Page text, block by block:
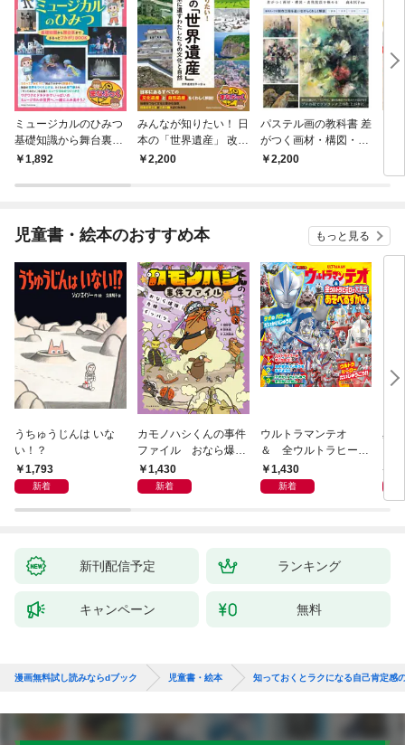
ミュージカルのひみつ
基礎知識から舞台裏ま
で まるっとフカボリB
1,892
みんなが知りたい！ 日
本の「世界遺産」 改訂
版 未来に遺すわたした
2,200
パステル画の教科書 差
がつく画材・構図・表
現技法を極める
2,200
作
児童書・絵本のおすすめ本 もっと見る
うちゅうじんは いな
い！？
1,793
新着
カモノハシくんの事件
ファイル おなら爆
弾！ 危機イッパツ編
1,430
新着
ウルトラマンテオ
＆ 全ウルトラヒーロ
ー大集合 あそべるず
かん
1,430
新着
星
新刊配信予定 ランキング
キャンペーン 無料
漫画無料試し読みならdブック 児童書・絵本 知っておくとラクになる自己肯定感